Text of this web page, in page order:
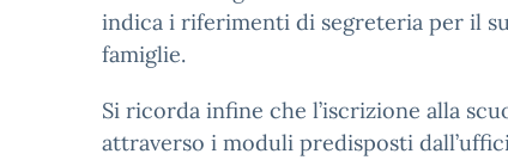
indica i riferimenti di segreteria per il
famiglie.
Si ricorda infine che l’iscrizione alla
attraverso i moduli predisposti